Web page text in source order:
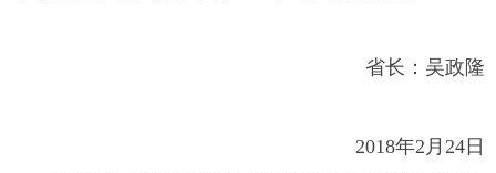
省长：吴政隆
2018年2月24日